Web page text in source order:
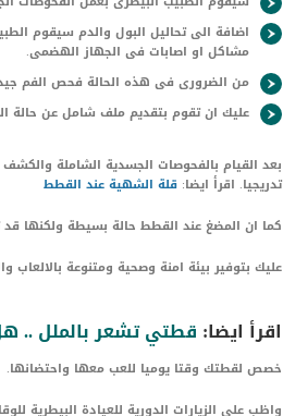
اضافة الى تحاليل البول والدم سيقوم
مشاكل او اصابات فى الجهاز الهضمى.
من الضرورى فى هذه الحالة فحص الفم
عليك ان تقوم بتقديم ملف شامل عن حالة
بعد القيام بالفحوصات الجسدية الشاملة
تدريجيا. اقرأ ايضا: قلة الشهية عند القطط
كما ان المضغ عند القطط حالة بسيطة ولكنها
عليك بتوفير بيئة امنة وصحية ومتنوعة
اقرأ ايضا: قطتي تشعر بالملل ..
خصص لقطتك وقتا يوميا للعب معها واحتضانها.
واظب على الزيارات الدورية للعيادة البيطرية